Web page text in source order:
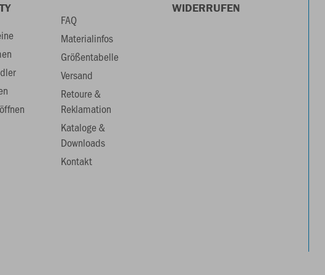
FAQ
Materialinfos
Größentabelle
Versand
Retoure &
Reklamation
Kataloge &
Downloads
Kontakt
WIDERRUFEN